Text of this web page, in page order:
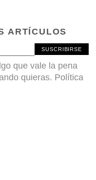
ARTÍCULOS
SUSCRIBIRSE
que vale la pena
quieras. Política